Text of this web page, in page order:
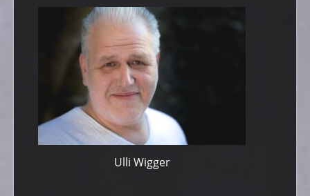
Ulli Wigger